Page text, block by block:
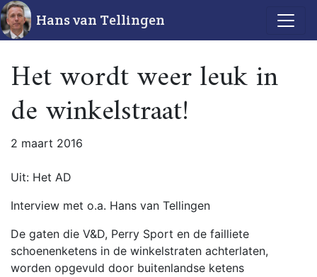
Hans van Tellingen
Het wordt weer leuk in
de winkelstraat!
2 maart 2016
Uit: Het AD
Interview met o.a. Hans van Tellingen
De gaten die V&D, Perry Sport en de failliete
schoenenketens in de winkelstraten achterlaten,
worden opgevuld door buitenlandse ketens